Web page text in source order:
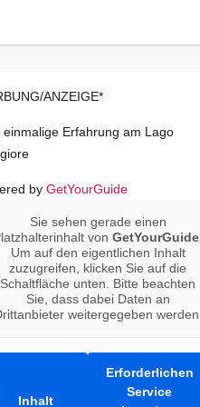
ANZEIGE*
einmalige Erfahrung am Lago
by GetYourGuide
Sie sehen gerade einen
vonGetYourGuide
Um auf den eigentlichen Inhalt
zuzugreifen, klicken Sie auf die
Schaltfläche unten. Bitte beachten
Sie, dass dabei Daten an
weitergegeben werden.
Inhalt
Erforderlichen
Service